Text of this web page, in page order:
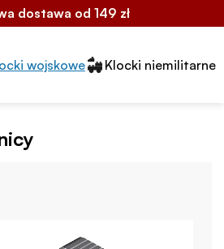
dostawa od 149 zł
segmentów2
wojskowe Klocki niemilitarne